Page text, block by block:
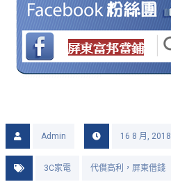
Admin 16 8 月, 2018
3C家電 代償高利，屏東借錢